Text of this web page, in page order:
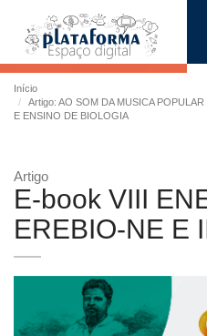
Início
Artigo: AO SOM DA MUSICA
E ENSINO DE BIOLOGIA
Artigo
E-book VIII
EREBIO-NE E